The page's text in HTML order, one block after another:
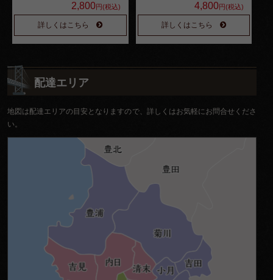
2,800円(税込)
詳しくはこちら
4,800円(税込)
詳しくはこちら
配達エリア
地図は配達エリアの目安となりますので、詳しくはお気軽にお問合せくださ
い。